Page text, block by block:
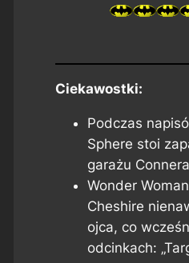
Ciekawostki:
Podczas
Sphere stoi
garażu
Wonder
Cheshire
ojca, co
odcinkach: